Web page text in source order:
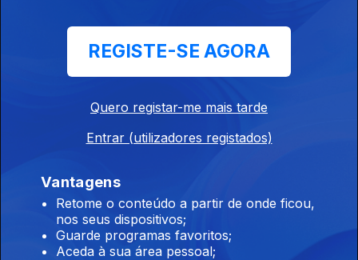
está a usar a inteligência artificial para ajudar os investigadores
a identificar vestígios de dinossauros.
17 jun. 2026
Investigadores da Universidade do Porto estão a estudar a
Ricardo Silvestre
Ep. 119
16 jun. 2026
Investigadores da Universidade do Minho estão a tentar
REGISTE-SE AGORA
Quero registar-me mais tarde
Entrar (utilizadores registados)
Vantagens
Retome o conteúdo a partir de onde ficou,
nos seus dispositivos;
Guarde programas favoritos;
Aceda à sua área pessoal;